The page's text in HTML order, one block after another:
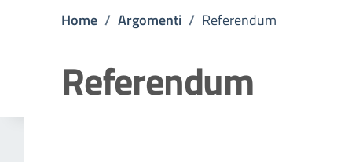
Home / Argomenti / Referendum
Referendum